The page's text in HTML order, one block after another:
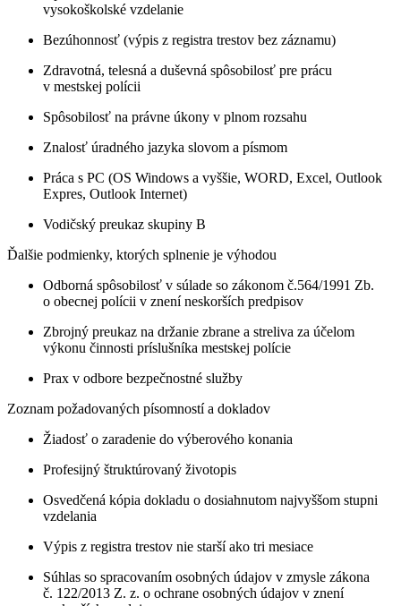
vysokoškolské vzdelanie
Bezúhonnosť (výpis z registra trestov bez záznamu)
Zdravotná, telesná a duševná spôsobilosť pre prácu
v mestskej polícii
Spôsobilosť na právne úkony v plnom rozsahu
Znalosť úradného jazyka slovom a písmom
Práca s PC (OS Windows a vyššie, WORD, Excel, Outlook
Expres, Outlook Internet)
Vodičský preukaz skupiny B
Ďalšie podmienky, ktorých splnenie je výhodou
Odborná spôsobilosť v súlade so zákonom č.564/1991 Zb.
o obecnej polícii v znení neskorších predpisov
Zbrojný preukaz na držanie zbrane a streliva za účelom
výkonu činnosti príslušníka mestskej polície
Prax v odbore bezpečnostné služby
Zoznam požadovaných písomností a dokladov
Žiadosť o zaradenie do výberového konania
Profesijný štruktúrovaný životopis
Osvedčená kópia dokladu o dosiahnutom najvyššom stupni
vzdelania
Výpis z registra trestov nie starší ako tri mesiace
Súhlas so spracovaním osobných údajov v zmysle zákona
č. 122/2013 Z. z. o ochrane osobných údajov v znení